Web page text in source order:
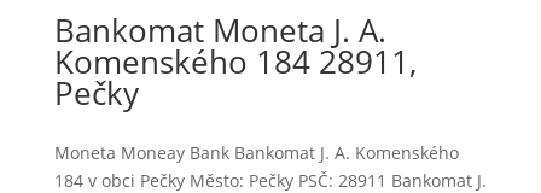
Bankomat Moneta J. A.
Komenského 184 28911,
Pečky
Moneta Moneay Bank Bankomat J. A. Komenského
184 v obci Pečky Město: Pečky PSČ: 28911 Bankomat J.